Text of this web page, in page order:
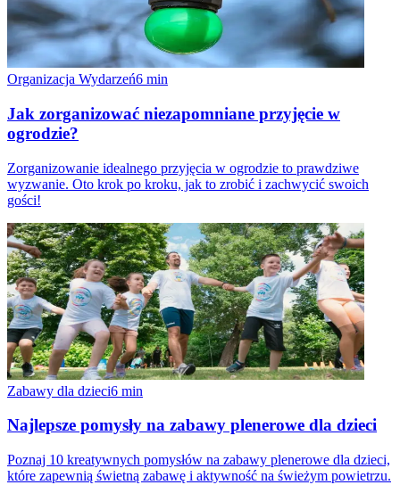
Organizacja Wydarzeń6 min
Jak zorganizować niezapomniane przyjęcie w
ogrodzie?
Zorganizowanie idealnego przyjęcia w ogrodzie to prawdziwe
wyzwanie. Oto krok po kroku, jak to zrobić i zachwycić swoich
gości!
Zabawy dla dzieci6 min
Najlepsze pomysły na zabawy plenerowe dla dzieci
Poznaj 10 kreatywnych pomysłów na zabawy plenerowe dla dzieci,
które zapewnią świetną zabawę i aktywność na świeżym powietrzu.